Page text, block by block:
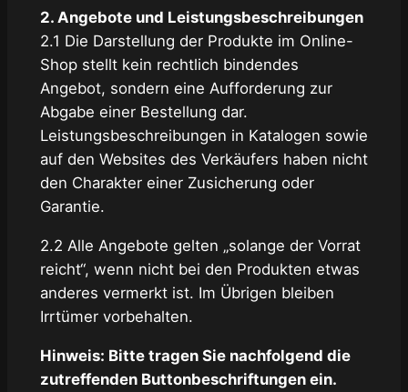
2. Angebote und Leistungsbeschreibungen
2.1 Die Darstellung der Produkte im Online-
Shop stellt kein rechtlich bindendes
Angebot, sondern eine Aufforderung zur
Abgabe einer Bestellung dar.
Leistungsbeschreibungen in Katalogen sowie
auf den Websites des Verkäufers haben nicht
den Charakter einer Zusicherung oder
Garantie.
2.2 Alle Angebote gelten „solange der Vorrat
reicht“, wenn nicht bei den Produkten etwas
anderes vermerkt ist. Im Übrigen bleiben
Irrtümer vorbehalten.
Hinweis: Bitte tragen Sie nachfolgend die
zutreffenden Buttonbeschriftungen ein.